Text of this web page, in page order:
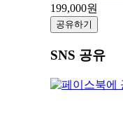
199,000원
공유하기
SNS 공유